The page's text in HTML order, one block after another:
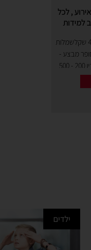
, לכל
למידות
שמלות ערב קצרות - החל מ400 שקלשמלות
מ800 שקלסופר מבצע -
שמלות ערב קולקציה קודמתבין 200 - 500
ילדים